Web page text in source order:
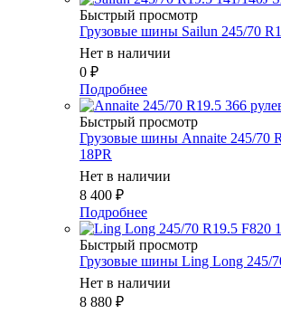
Быстрый просмотр
Грузовые шины Sailun 245/70
Нет в наличии
0 ₽
Подробнее
Быстрый просмотр
Грузовые шины Annaite 245/70
18PR
Нет в наличии
8 400 ₽
Подробнее
Быстрый просмотр
Грузовые шины Ling Long 245/
Нет в наличии
8 880 ₽